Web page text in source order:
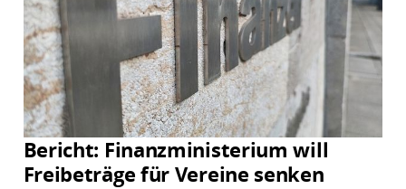
Bericht: Finanzministerium will
Freibeträge für Vereine senken